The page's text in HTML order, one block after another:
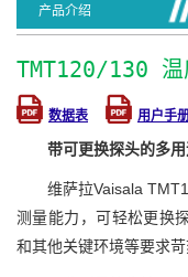
产品介绍
TMT120/130 温
数据表 用户手
带可更换探头的多
维萨拉Vaisala
测量能力，可轻松更换
和其他关键环境等要求